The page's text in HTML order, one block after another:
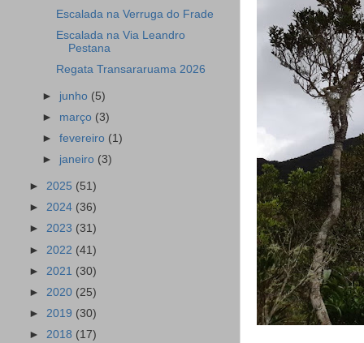
Escalada na Verruga do Frade
Escalada na Via Leandro
Pestana
Regata Transararuama 2026
► junho (5)
► março (3)
►fevereiro (1)
► janeiro (3)
► 2025 (51)
► 2024 (36)
► 2023 (31)
► 2022 (41)
► 2021 (30)
► 2020 (25)
► 2019 (30)
► 2018 (17)